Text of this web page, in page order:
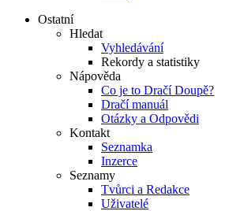
Ostatní
Hledat
Vyhledávání
Rekordy a statistiky
Nápověda
Co je to Dračí Doupě?
Dračí manuál
Otázky a Odpovědi
Kontakt
Seznamka
Inzerce
Seznamy
Tvůrci a Redakce
Uživatelé